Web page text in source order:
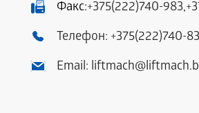
Факс:+375(222)740-983,
Телефон: +375(222)740-
Email: